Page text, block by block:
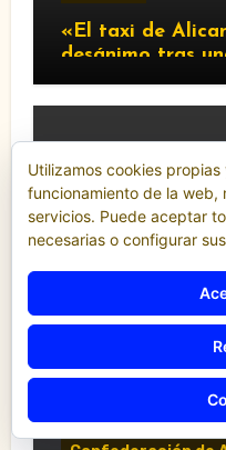
«El taxi de
desánimo tras
Decreto Ley 5/
Comunidad
Compromís pide
València que
reclame
Comunicados y
Utilizamos cookies
funcionamiento de la web,
servicios. Puede aceptar
necesarias o configurar